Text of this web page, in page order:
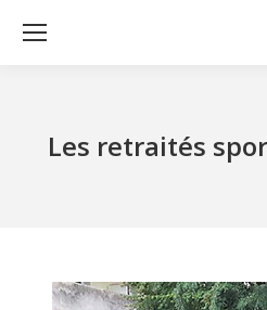
Les retraités